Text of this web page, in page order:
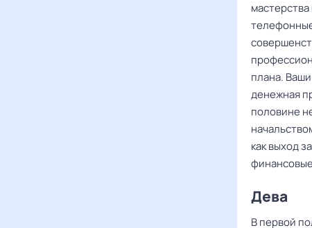
плана.
денежная
половине
как выход
Дева ‌‌
В первой